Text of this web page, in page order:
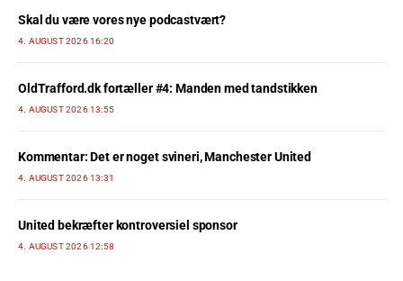
Skal du være vores nye podcastvært?
4. AUGUST 2026 16:20
OldTrafford.dk fortæller #4: Manden med tandstikken
4. AUGUST 2026 13:55
Kommentar: Det er noget svineri, Manchester United
4. AUGUST 2026 13:31
United bekræfter kontroversiel sponsor
4. AUGUST 2026 12:58